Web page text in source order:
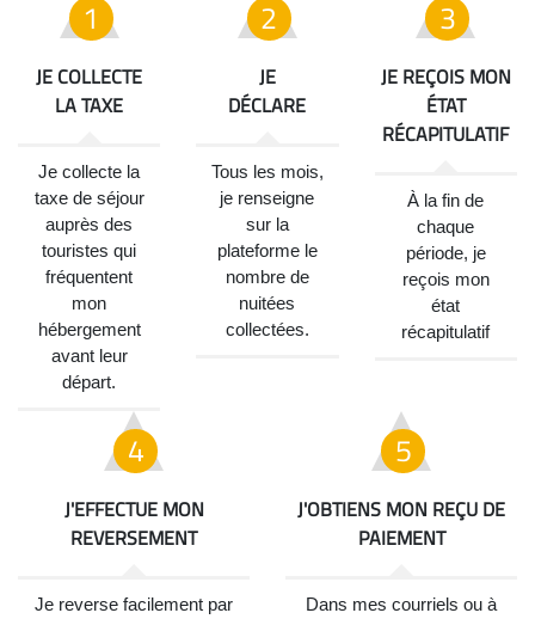
JE COLLECTE
LA TAXE
Je collecte la
taxe de séjour
auprès des
touristes qui
fréquentent
mon
hébergement
avant leur
départ.
JE
DÉCLARE
Tous les mois,
je renseigne
sur la
plateforme le
nombre de
nuitées
collectées.
JE REÇOIS MON
ÉTAT
RÉCAPITULATIF
À la fin de
chaque
période, je
reçois mon
état
récapitulatif
J'EFFECTUE MON
REVERSEMENT
Je reverse facilement par
J'OBTIENS MON REÇU DE
PAIEMENT
Dans mes courriels ou à